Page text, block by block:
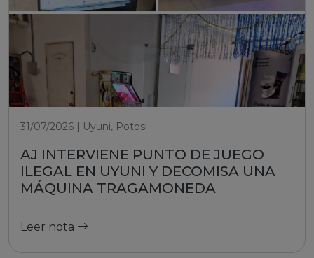
31/07/2026 | Uyuni, Potosi
AJ INTERVIENE PUNTO DE JUEGO
ILEGAL EN UYUNI Y DECOMISA UNA
MÁQUINA TRAGAMONEDA
Leer nota